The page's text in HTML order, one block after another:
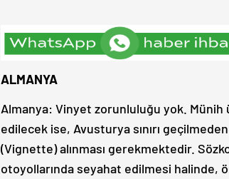
ALMANYA
Almanya: Vinyet zorunluluğu yok.
edilecek ise, Avusturya sınırı
(Vignette) alınması gerekmektedir.
otoyollarında seyahat edilmesi halinde,